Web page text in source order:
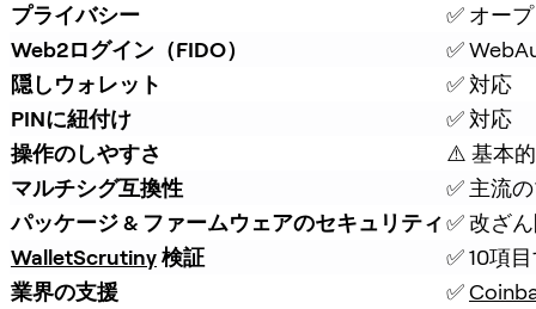
プライバシー
✅ オー
Web2ログイン（FIDO）
✅
隠しウォレット
✅ 対応
PINに紐付け
✅ 対応
操作のしやすさ
⚠️ 基本
マルチシグ互換性
✅ 主流
パッケージ & ファームウェアのセキュリティ✅ 改ざ
WalletScrutiny 検証
✅ 10項
業界の支援
✅